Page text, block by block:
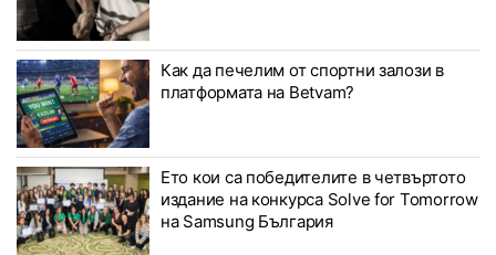
Как да печелим от спортни залози в
платформата на Betvam?
Ето кои са победителите в четвъртото
издание на конкурса Solve for Tomorrow
на Samsung България